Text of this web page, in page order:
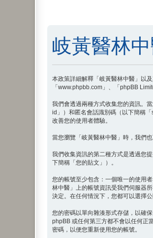
岐黃醫林
本政策詳細解釋「岐黃醫林中醫」以
「www.phpbb.com」、「phpBB
我們會透過兩種方式收集您的資訊。
id」）和匿名會話識別碼（以下簡稱
改善您的使用者體驗。
當您瀏覽「岐黃醫林中醫」時，我們
我們收集資訊的第二種方式是透過您
下簡稱「您的貼文」）。
您的帳號至少包含：一個唯一的使用
林中醫」上的帳號資訊受我們伺服器
決定。在任何情況下，您都可以選擇
您的密碼以單向雜湊形式存儲，以確
phpBB 或任何第三方都不會以任何正
密碼，以便您重新使用您的帳號。